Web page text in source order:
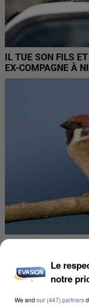
IL TUE SON FILS
EX-COMPAGNE À
APRÈS TOUTES
DE FAUNE
Le
notre
We and our (447) partners